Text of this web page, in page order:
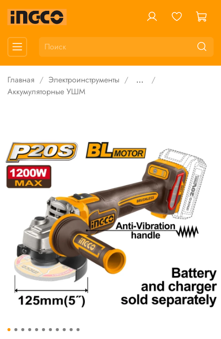
Главная Электроинструменты
...
Аккумуляторные УШМ